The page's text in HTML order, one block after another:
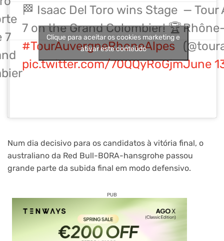
7
🏁 Isaac Del Toro wins Stage
7 on the Grand Colombier! 🏆
#TourAuvergneRhoneAlpes
pic.twitter.com/70QQyRoGjm
— Tour
June
Clique para aceitar os cookies marketing e
ativar este conteúdo
Num dia decisivo para os candidatos à vitória final, o
australiano da Red Bull-BORA-hansgrohe passou
grande parte da subida final em modo defensivo.
PUB